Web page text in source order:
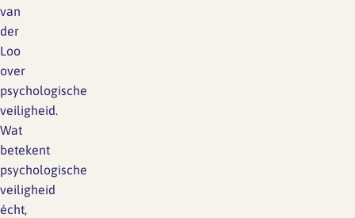
van
der
Loo
over
psychologische
veiligheid.
Wat
betekent
psychologische
veiligheid
écht,